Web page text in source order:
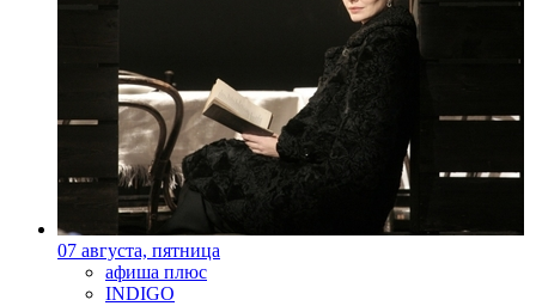
07 августа, пятница
афиша плюс
INDIGO